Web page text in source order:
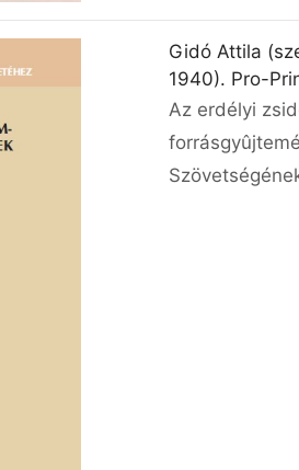
Gidó Attila
1940). Pro-
Az erdélyi